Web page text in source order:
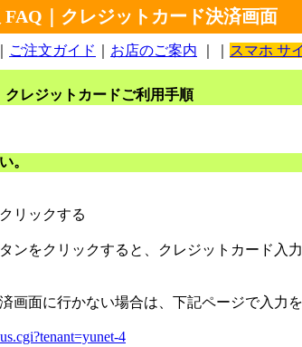
｜クレジットカード決済画面
ご注文ガイド お店のご案内 スマホ サ
クレジットカードご利用手順
。
リックする
ンをクリックすると、クレジットカード入
画面に行かない場合は、下記ページで入力を
4